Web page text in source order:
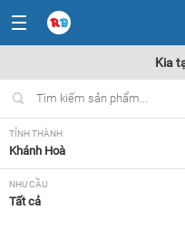
Kia
TỈNH THÀNH
Khánh Hoà
NHU CẦU
Tất cả